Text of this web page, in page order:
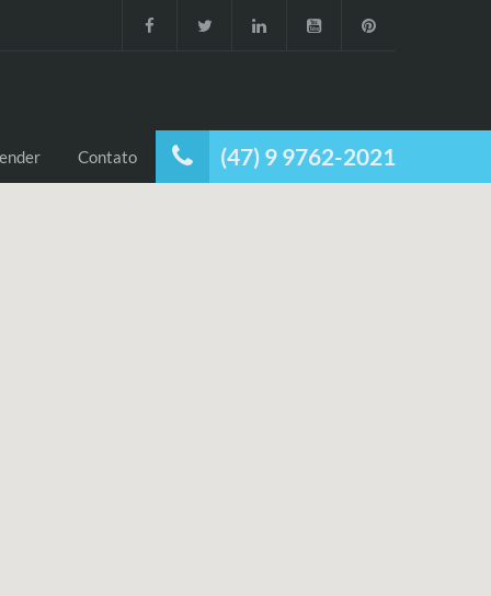
(47) 9 9762-2021
Contato